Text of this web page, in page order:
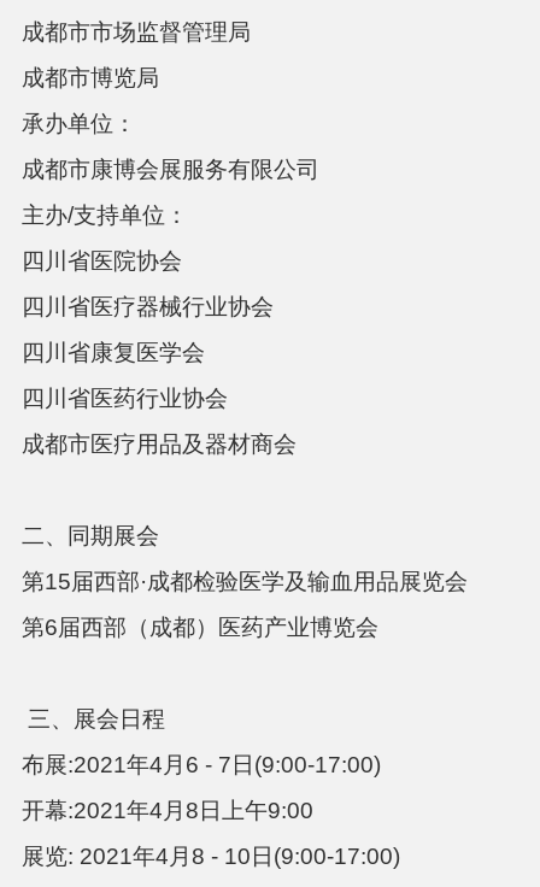
成都市市场监督管理局
成都市博览局
承办单位：
成都市康博会展服务有限公司
主办/支持单位：
四川省医院协会
四川省医疗器械行业协会
四川省康复医学会
四川省医药行业协会
成都市医疗用品及器材商会
二、同期展会
第15届西部·成都检验医学及输血用品展览会
第6届西部（成都）医药产业博览会
三、展会日程
布展:2021年4 月6 - 7日(9:00-17:00)
开幕:2021年4 月8日上午9:00
展览: 2021年4 月8 - 10日(9:00-17:00)